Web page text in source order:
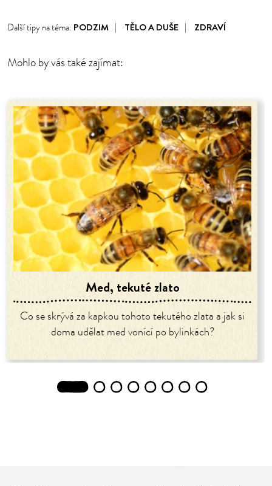
Další tipy na téma: PODZIM TĚLO A DUŠE ZDRAVÍ
Mohlo by vás také zajímat:
Med, tekuté zlato
Co se skrývá za kapkou tohoto tekutého zlata a jak si
doma udělat med vonící po bylinkách?
1 2 3 4 5 6 7 8